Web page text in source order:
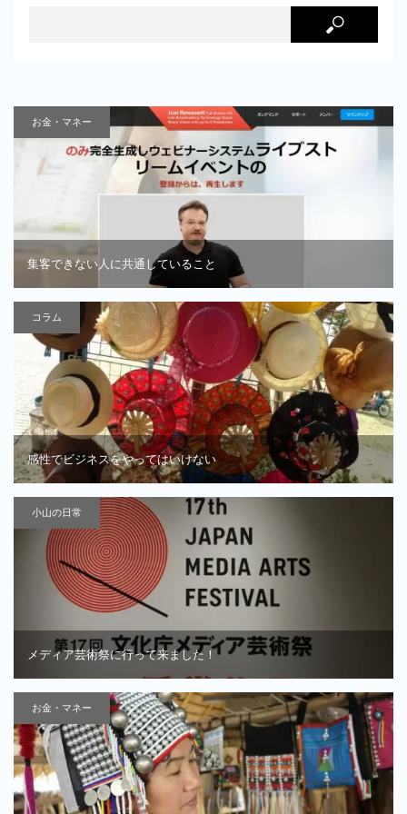
お金・マネー
集客できない人に共通していること
コラム
感性でビジネスをやってはいけない
小山の日常
メディア芸術祭に行って来ました！
お金・マネー